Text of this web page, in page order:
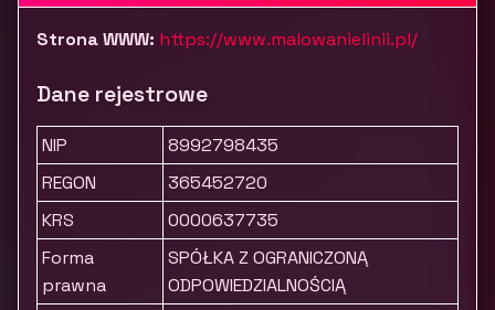
Strona WWW: https://www.malowanielinii.pl/
Dane rejestrowe
NIP
8992798435
REGON
365452720
KRS
0000637735
Forma
prawna
SPÓŁKA Z OGRANICZONĄ
ODPOWIEDZIALNOŚCIĄ